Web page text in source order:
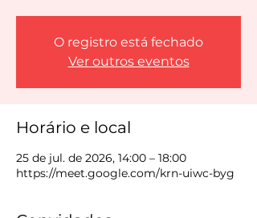
O registro está fechado
Ver outros eventos
Horário e local
25 de jul. de 2026, 14:00 – 18:00
https://meet.google.com/krn-uiwc-byg